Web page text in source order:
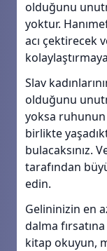
olduğunu
yoktur.
acı çektirecek
Slav
olduğunu
yoksa
birlikte
bulacaksınız.
tarafından
edin.
Gelininizin en
dalma
kitap okuyun,